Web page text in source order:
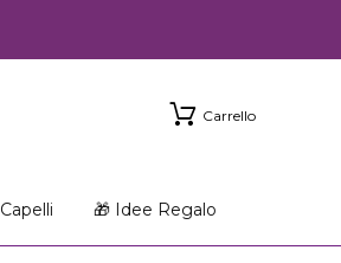
Carrello
Capelli 🎁 Idee Regalo